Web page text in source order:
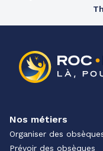
Nos métiers
Organiser des
Prévoir des obsèques